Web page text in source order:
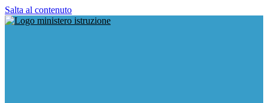
Salta al contenuto